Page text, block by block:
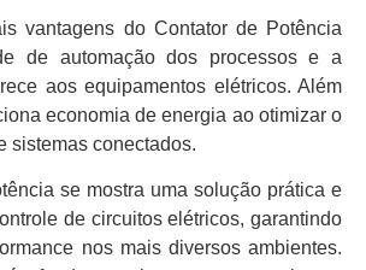
vantagens do Contator de Potência
de automação dos processos e a
aos equipamentos elétricos. Além
economia de energia ao otimizar o
sistemas conectados.
se mostra uma solução prática e
de circuitos elétricos, garantindo
nos mais diversos ambientes.